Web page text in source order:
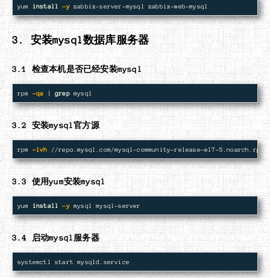
yum install -y
3. 安装mysql数据库服务器
3.1 检查本机是否已经安装mysql
rpm -qa | grep
3.2 安装mysql官方源
rpm -ivh
3.3 使用yum安装mysql
yum install -y
3.4 启动mysql服务器